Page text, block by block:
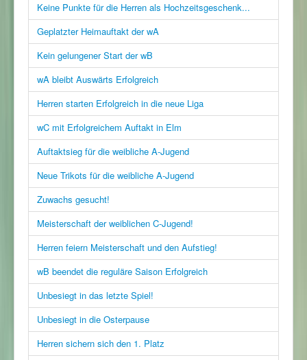
Keine Punkte für die Herren als Hochzeitsgeschenk...
Geplatzter Heimauftakt der wA
Kein gelungener Start der wB
wA bleibt Auswärts Erfolgreich
Herren starten Erfolgreich in die neue Liga
wC mit Erfolgreichem Auftakt in Elm
Auftaktsieg für die weibliche A-Jugend
Neue Trikots für die weibliche A-Jugend
Zuwachs gesucht!
Meisterschaft der weiblichen C-Jugend!
Herren feiern Meisterschaft und den Aufstieg!
wB beendet die reguläre Saison Erfolgreich
Unbesiegt in das letzte Spiel!
Unbesiegt in die Osterpause
Herren sichern sich den 1. Platz